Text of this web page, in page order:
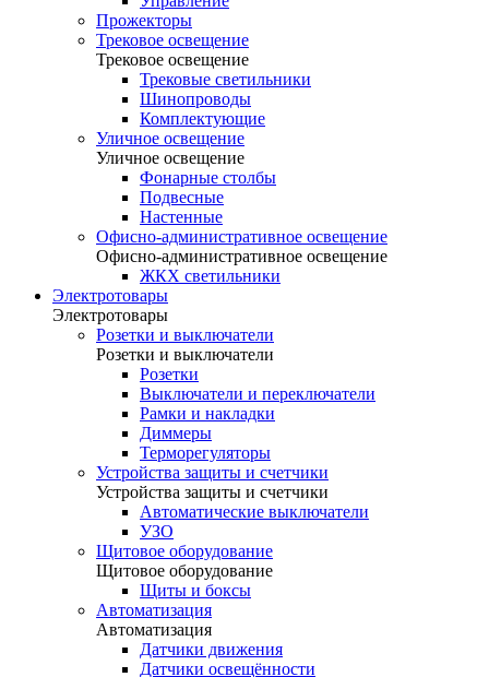
Прожекторы
Трековое освещение
Трековое освещение
Трековые светильники
Шинопроводы
Комплектующие
Уличное освещение
Уличное освещение
Фонарные столбы
Подвесные
Настенные
Офисно-административное освещение
Офисно-административное освещение
ЖКХ светильники
Электротовары
Электротовары
Розетки и выключатели
Розетки и выключатели
Розетки
Выключатели и переключатели
Рамки и накладки
Диммеры
Терморегуляторы
Устройства защиты и счетчики
Устройства защиты и счетчики
Автоматические выключатели
УЗО
Щитовое оборудование
Щитовое оборудование
Щиты и боксы
Автоматизация
Автоматизация
Датчики движения
Датчики освещённости